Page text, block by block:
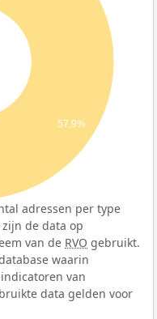
57,9%
adressen per type
de data op
van de RVO gebruikt.
waarin
van
data gelden voor